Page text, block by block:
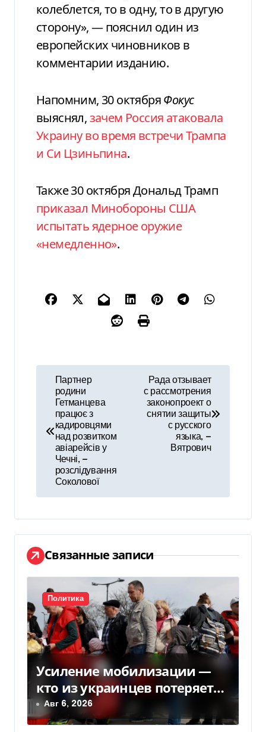
колеблется, то в одну, то в другую
сторону», — пояснил один из
европейских чиновников в
комментарии изданию.
Напомним, 30 октябряФокус
выяснял,зачем Россия атаковала
Украину во время встречи Трампа
и Си Цзиньпина.
Также 30 октября Дональд Трамп
приказал Минобороны США
испытать ядерное оружие
«немедленно».
в
а
ц
и
я
п
о
з
а
п
и
Партнер
родини
Гетманцева
працює з
кадировцями
над розвитком
авіарейсів у
Чечні, —
розслідування
Соколової
Рада отзывает
с рассмотрения
законопроект о
снятии защиты
с русского
языка, —
Вятрович
Связанные записи
Политика
Усиление мобилизации —
кто из украинцев потеряет
право на временную защиту
в ЕС
Авг 6, 2026